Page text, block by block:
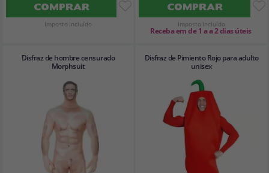
COMPRAR
Imposto Incluído
COMPRAR
Imposto Incluído
Receba em de 1 a a 2 dias úteis
Disfraz de hombre censurado
Morphsuit
Disfraz de Pimiento Rojo para adulto
unisex